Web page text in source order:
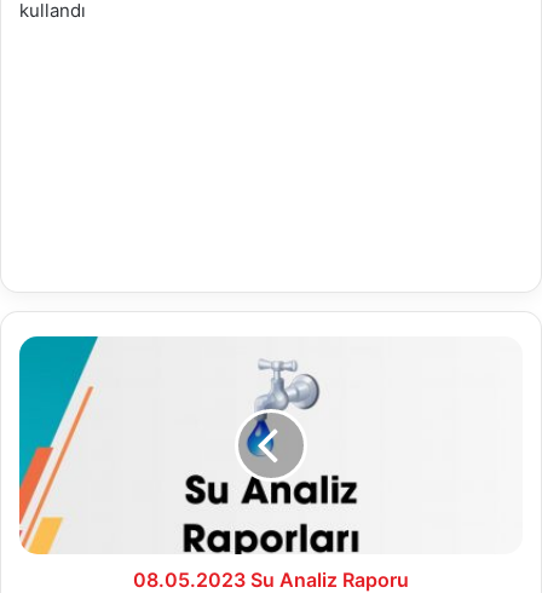
kullandı
08.05.2023
Raporu
08.05.2023 Su Analiz Raporu